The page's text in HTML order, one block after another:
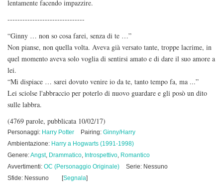
lentamente facendo impazzire.
-------------------------------
“Ginny … non so cosa farei, senza di te …”
Non pianse, non quella volta. Aveva già versato tante, troppe lacrime, in
quel momento aveva solo voglia di sentirsi amato e di dare il suo amore a
lei.
“Mi dispiace … sarei dovuto venire io da te, tanto tempo fa, ma ...”
Lei sciolse l'abbraccio per poterlo di nuovo guardare e gli posò un dito
sulle labbra.
(4769 parole, pubblicata 10/02/17)
Personaggi: Harry Potter Pairing: Ginny/Harry
Ambientazione: Harry a Hogwarts (1991-1998)
Genere:Angst, Drammatico, Introspettivo, Romantico
Avvertimenti: OC (Personaggio Originale)
Serie: Nessuno
Sfide: Nessuno
[Segnala]